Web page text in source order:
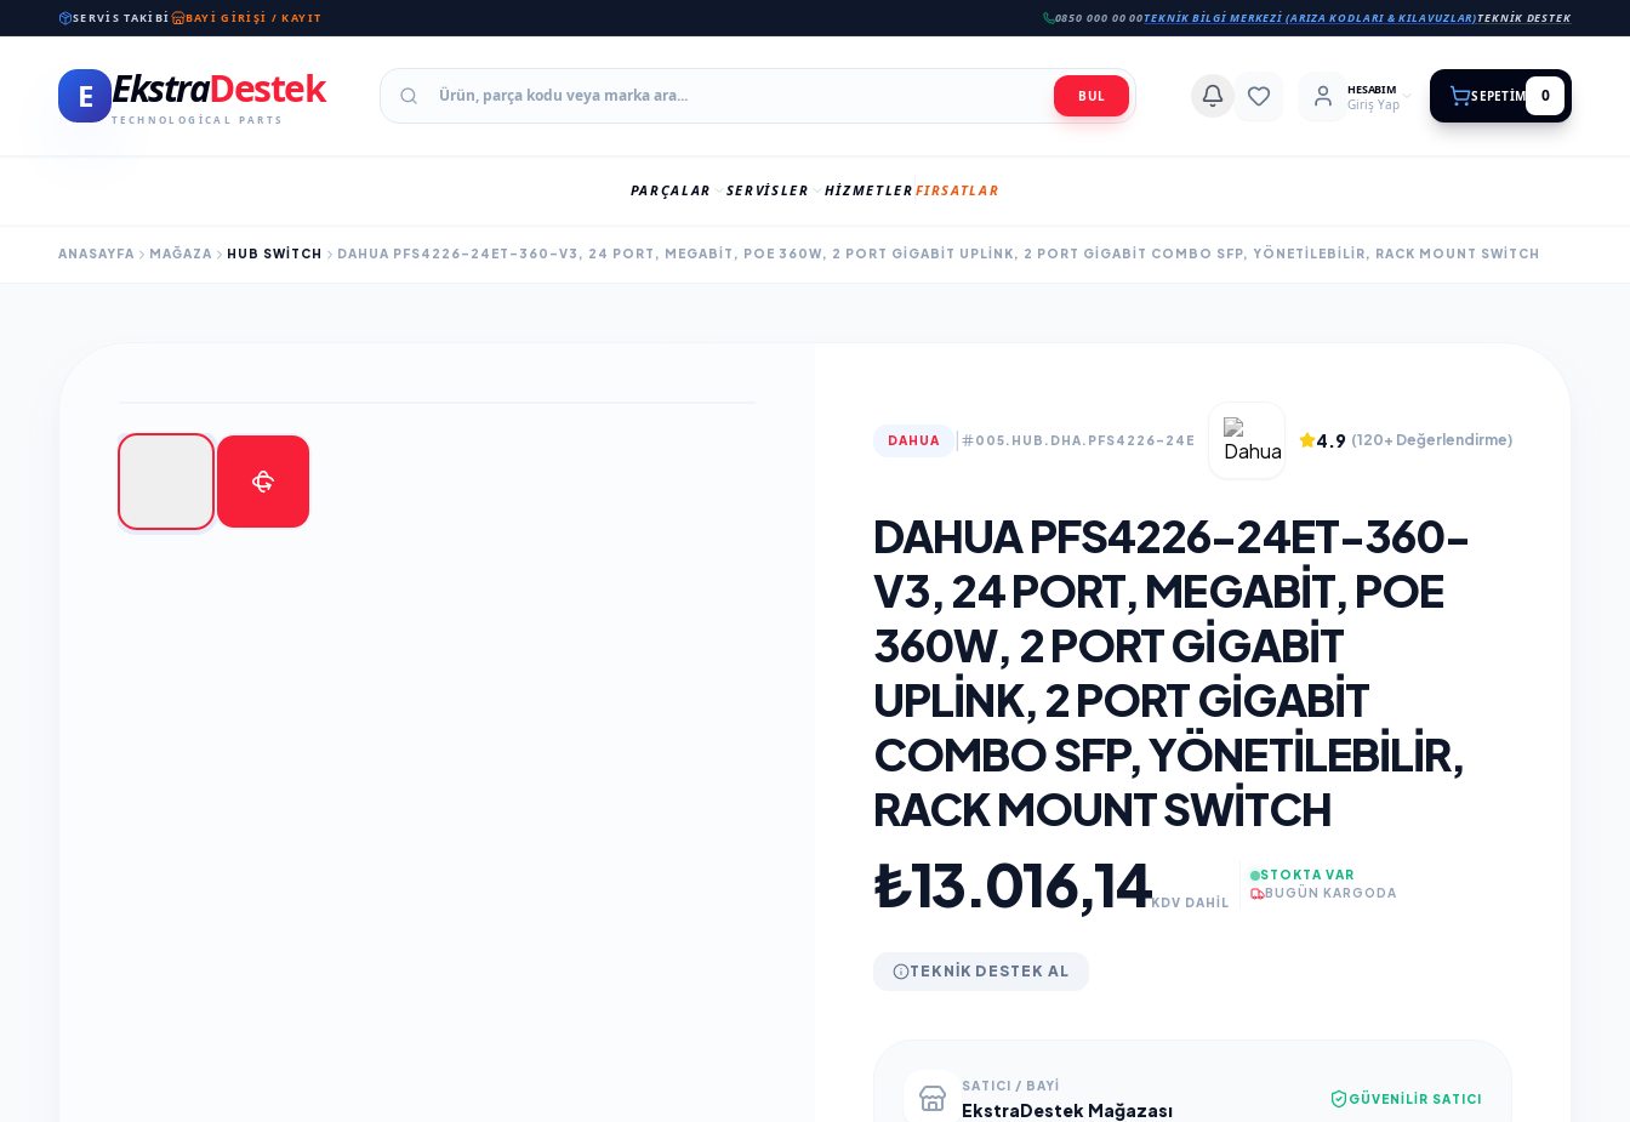
SERVIS TAKIBI BAYI GIRIŞI / KAYIT 0850 000 00 00TEKNIK BILGI MERKEZI (ARIZA KODLARI & KILAVUZLAR)TEKNIK DESTEK
E EkstraDestek
TECHNOLOGICAL PARTS
BUL HESABIM
Giriş Yap SEPETIM 0
PARÇALAR SERVISLER HIZMETLER FIRSATLAR
ANASAYFA MAĞAZA HUB SWITCH DAHUA PFS4226-24ET-360-V3, 24 PORT, MEGABIT, POE 360W, 2 PORT GIGABIT UPLINK, 2 PORT GIGABIT COMBO SFP, YÖNETILEBILIR, RACK MOUNT SWITCH
DAHUA 005.HUB.DHA.PFS4226-24E 4.9 (120+ Değerlendirme)
DAHUA PFS4226-24ET-360-
V3, 24 PORT, MEGABIT, POE
360W, 2 PORT GIGABIT
UPLINK, 2 PORT GIGABIT
COMBO SFP, YÖNETILEBILIR,
RACK MOUNT SWITCH
₺13.016,14KDV DAHİL
STOKTA VAR
BUGÜN KARGODA
TEKNIK DESTEK AL
SATICI / BAYI
EkstraDestek Mağazası GÜVENILIR SATICI